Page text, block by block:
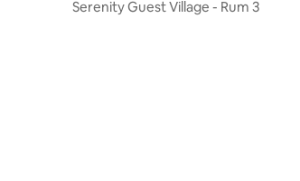
Serenity Guest Village - Rum 3